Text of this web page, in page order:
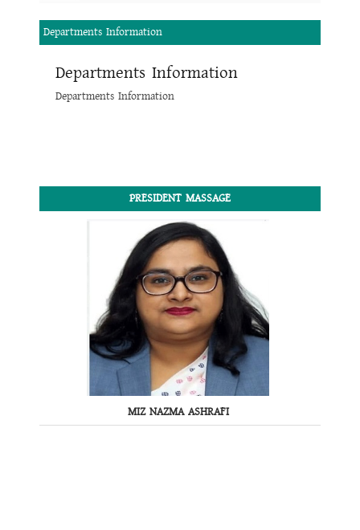
Departments Information
Departments Information
Departments Information
PRESIDENT MASSAGE
MIZ NAZMA ASHRAFI